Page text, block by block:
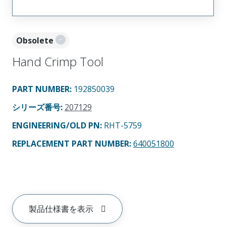
Obsolete
Hand Crimp Tool
PART NUMBER: 192850039
シリーズ番号: 207129
ENGINEERING/OLD PN: RHT-5759
REPLACEMENT PART NUMBER:640051800
製品仕様書を表示